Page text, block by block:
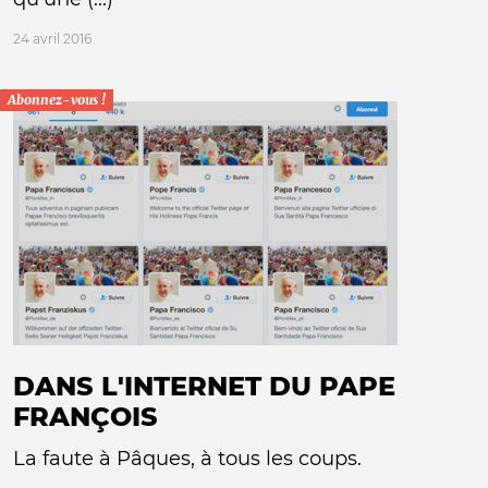
24 avril 2016
Abonnez-vous !
DANS L'INTERNET DU PAPE
FRANÇOIS
La faute à Pâques, à tous les coups.